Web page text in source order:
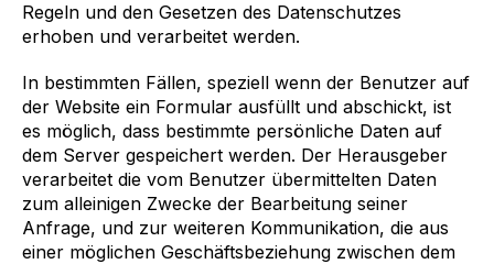
Regeln und den Gesetzen des Datenschutzes
erhoben und verarbeitet werden.
In bestimmten Fällen, speziell wenn der Benutzer auf
der Website ein Formular ausfüllt und abschickt, ist
es möglich, dass bestimmte persönliche Daten auf
dem Server gespeichert werden. Der Herausgeber
verarbeitet die vom Benutzer übermittelten Daten
zum alleinigen Zwecke der Bearbeitung seiner
Anfrage, und zur weiteren Kommunikation, die aus
einer möglichen Geschäftsbeziehung zwischen dem